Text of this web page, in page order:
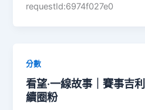
requestId:6974f027e0
分數
看望·一線故事｜賽事吉
續圈粉